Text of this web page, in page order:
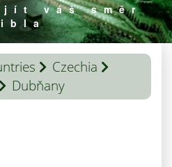
váš směr
Czechia
Dubňany